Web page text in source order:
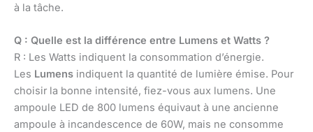
à la tâche.
Q : Quelle est la différence entre Lumens et Watts ?
R : Les Watts indiquent la consommation d’énergie.
Les Lumens indiquent la quantité de lumière émise. Pour
choisir la bonne intensité, fiez-vous aux lumens. Une
ampoule LED de 800 lumens équivaut à une ancienne
ampoule à incandescence de 60W, mais ne consomme